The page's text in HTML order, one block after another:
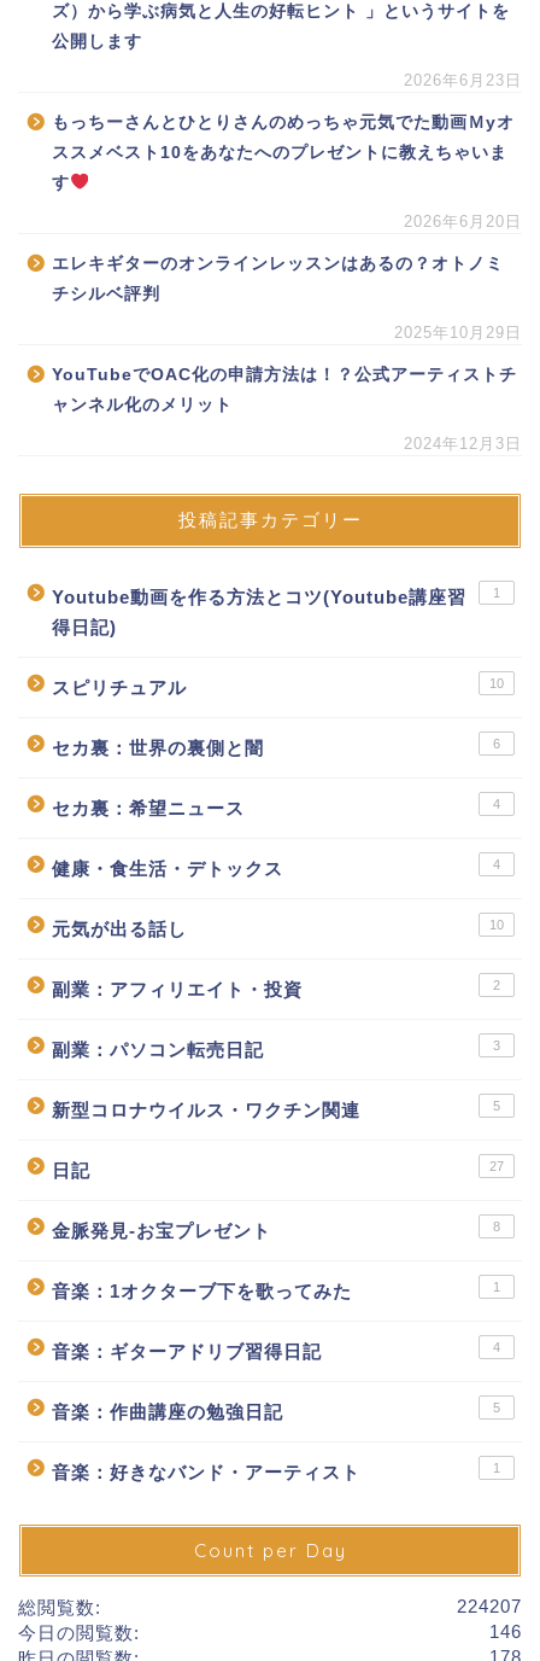
ズ）から学ぶ病気と人生の好転ヒント 」というサイトを
公開します
2026年6月23日
もっちーさんとひとりさんのめっちゃ元気でた動画Ｍyオ
ススメベスト10をあなたへのプレゼントに教えちゃいま
す
2026年6月20日
エレキギターのオンラインレッスンはあるの？オトノミ
チシルベ評判
2025年10月29日
YouTubeでOAC化の申請方法は！？公式アーティストチ
ャンネル化のメリット
2024年12月3日
投稿記事カテゴリー
Youtube動画を作る方法とコツ(Youtube講座習
得日記)
1
スピリチュアル 10
セカ裏：世界の裏側と闇 6
セカ裏：希望ニュース 4
健康・食生活・デトックス 4
元気が出る話し 10
副業：アフィリエイト・投資 2
副業：パソコン転売日記 3
新型コロナウイルス・ワクチン関連 5
日記 27
金脈発見-お宝プレゼント 8
音楽：1オクターブ下を歌ってみた 1
音楽：ギターアドリブ習得日記 4
音楽：作曲講座の勉強日記 5
音楽：好きなバンド・アーティスト 1
Count per Day
224207
総閲覧数:
146
今日の閲覧数:
178